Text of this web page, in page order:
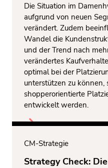
Die Situation im
aufgrund von neuen
verändert. Zudem
Wandel die
und der Trend nach
verändertes
optimal bei der
unterstützen zu
shopperorientierte
entwickelt werden.
CM-Strategie
Strategy Check: